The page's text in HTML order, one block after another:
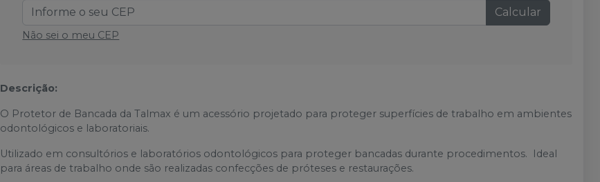
Calcular
Não sei o meu CEP
Descrição:
O Protetor de Bancada da Talmax é um acessório projetado para proteger superfícies de trabalho em ambientes
odontológicos e laboratoriais.
Utilizado em consultórios e laboratórios odontológicos para proteger bancadas durante procedimentos. Ideal
para áreas de trabalho onde são realizadas confecções de próteses e restaurações.